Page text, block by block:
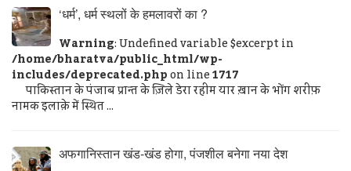
‘धर्म’, धर्म स्थलों के हमलावरों का ?
Warning: Undefined variable $excerpt in
/home/bharatva/public_html/wp-
includes/deprecated.phpon line1717
पाकिस्तान के पंजाब प्रान्त के ज़िले डेरा रहीम यार ख़ान के भोंग शरीफ़
नामक इलाक़े में स्थित ...
अफगानिस्तान खंड-खंड होगा, पंजशील बनेगा नया देश